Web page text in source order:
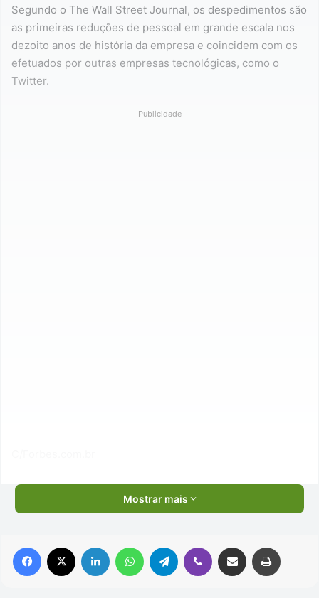
Segundo o The Wall Street Journal, os despedimentos são
as primeiras reduções de pessoal em grande escala nos
dezoito anos de história da empresa e coincidem com os
efetuados por outras empresas tecnológicas, como o
Twitter.
Publicidade
Mostrar mais
Facebook Linkedin WhatsAppTelegram Viber Compartilhar via e-mail